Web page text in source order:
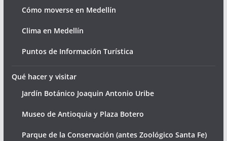
Cómo moverse en Medellín
Clima en Medellín
Puntos de Información Turística
Qué hacer y visitar
Jardín Botánico Joaquin Antonio Uribe
Museo de Antioquia y Plaza Botero
Parque de la Conservación (antes Zoológico Santa Fe)